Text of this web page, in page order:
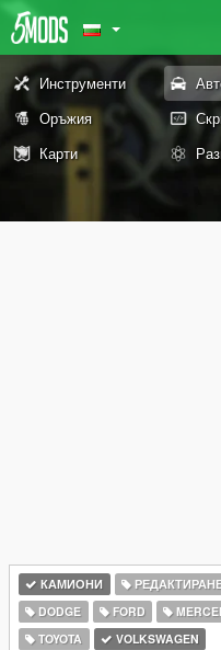
Инструменти
Оръжия
Карти
КАМИОНИ РЕДАКТИРАНЕ
DODGE
FORD
TOYOTA
VOLKSWAGEN